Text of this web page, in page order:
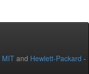
MIT and Hewlett-Packard -